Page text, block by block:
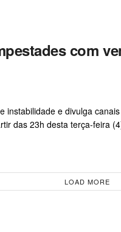
com
e divulga
das 23h desta terça-feira
LOAD MORE